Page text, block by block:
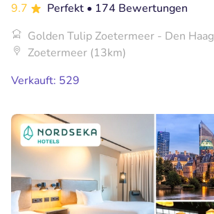
9.7 Perfekt • 174 Bewertungen
Golden Tulip Zoetermeer - Den Haag
Zoetermeer (13km)
Verkauft: 529